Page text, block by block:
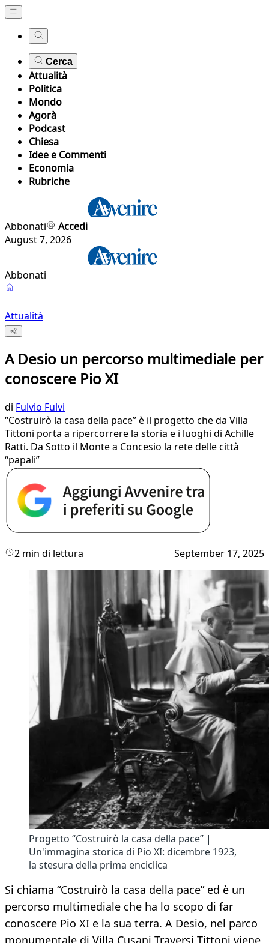
Cerca
Attualità
Politica
Mondo
Agorà
Podcast
Chiesa
Idee e Commenti
Economia
Rubriche
Abbonati
Accedi
August 7, 2026
Abbonati
Attualità
A Desio un percorso multimediale per
conoscere Pio XI
di Fulvio Fulvi
“Costruirò la casa della pace” è il progetto che da Villa
Tittoni porta a ripercorrere la storia e i luoghi di Achille
Ratti. Da Sotto il Monte a Concesio la rete delle città
“papali”
2 min di lettura September 17, 2025
Progetto “Costruirò la casa della pace” |
Un'immagina storica di Pio XI: dicembre 1923,
la stesura della prima enciclica
Si chiama “Costruirò la casa della pace” ed è un
percorso multimediale che ha lo scopo di far
conoscere Pio XI e la sua terra. A Desio, nel parco
monumentale di Villa Cusani Traversi Tittoni viene